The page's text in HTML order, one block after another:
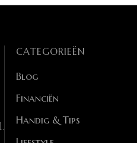
CATEGORIEËN
Blog
Financiën
Handig & Tips